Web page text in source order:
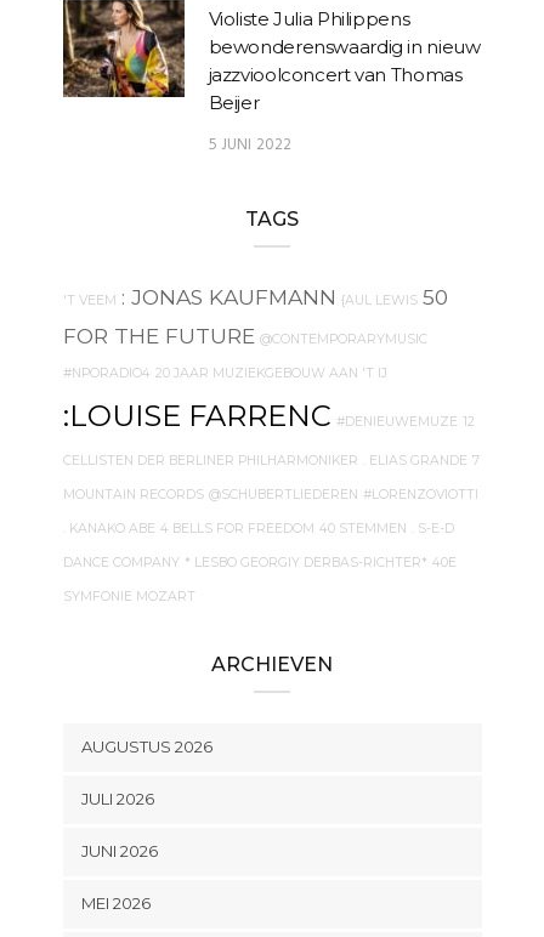
Violiste Julia Philippens
bewonderenswaardig in nieuw
jazzvioolconcert van Thomas
Beijer
5 JUNI 2022
TAGS
'T VEEM : JONAS KAUFMANN {AUL LEWIS 50
FOR THE FUTURE @CONTEMPORARYMUSIC
#NPORADIO4 20 JAAR MUZIEKGEBOUW AAN 'T IJ
:LOUISE FARRENC #DENIEUWEMUZE 12
CELLISTEN DER BERLINER PHILHARMONIKER . ELIAS GRANDE 7
MOUNTAIN RECORDS @SCHUBERTLIEDEREN #LORENZOVIOTTI
. KANAKO ABE 4 BELLS FOR FREEDOM 40 STEMMEN . S-E-D
DANCE COMPANY * LESBO GEORGIY DERBAS-RICHTER* 40E
SYMFONIE MOZART
ARCHIEVEN
AUGUSTUS 2026
JULI 2026
JUNI 2026
MEI 2026